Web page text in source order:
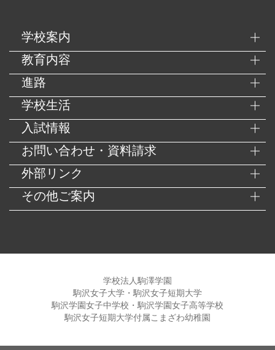
学校案内
教育内容
進路
学校生活
入試情報
お問い合わせ・資料請求
外部リンク
その他ご案内
学校法人駒澤学園
駒沢女子大学・駒沢女子短期大学
駒沢学園女子中学校・駒沢学園女子高等学校
駒沢女子短期大学付属こまざわ幼稚園